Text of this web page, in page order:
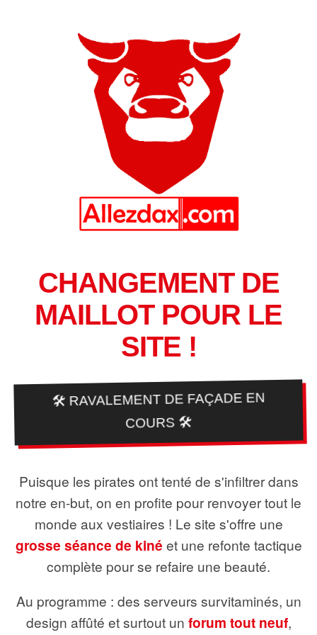
CHANGEMENT DE
MAILLOT POUR LE
SITE !
🛠️ RAVALEMENT DE FAÇADE EN
COURS 🛠️
Puisque les pirates ont tenté de s'infiltrer dans
notre en-but, on en profite pour renvoyer tout le
monde aux vestiaires ! Le site s'offre une
grosse séance de kiné et une refonte tactique
complète pour se refaire une beauté.
Au programme : des serveurs survitaminés, un
design affûté et surtout un forum tout neuf,